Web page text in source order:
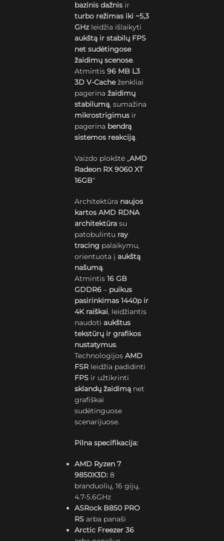
bazinis dažnis ir
turbo režimas iki ~5,3
GHzleidžia išlaikyti
aukštą ir stabilų FPS
net sudėtingose
žaidimų scenose.
Atmintis96 MB L3
3D V-Cacheženkliai
pagerinažaidimų
stabilumą, sumažina
mikrostrigimus ir
pagerina bendrą
sistemos reakciją.
Vaizdo plokštė „AMD
Radeon RX 9060 XT
16GB“
Architektūra naujos
kartos AMD RDNA
architektūra su
patobulintu ray
tracing palaikymu,
orientuota įaukštą
našumą.
Atmintis16 GB
GDDR6 – puikus
pasirinkimas 1440p ir
4K raiškai, leidžiantis
naudotiaukštus
tekstūrų ir grafikos
nustatymus.
TechnologijosAMD
FSR leidžia padidinti
FPS ir užtikrinti
sklandų žaidimą net
grafiškai
sudėtinguose
scenarijuose.
Pilna specifikacija:
AMD Ryzen 7
9850X3D:8
branduolių, 16 gijų,
4.7-5.6GHz
ASRock B850 PRO
RS arba panaši
Arctic Freezer 36